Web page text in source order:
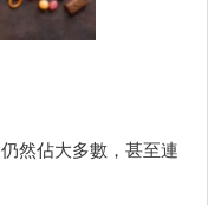
然佔大多數，甚至連